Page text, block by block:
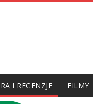
I RECENZJE FILMY